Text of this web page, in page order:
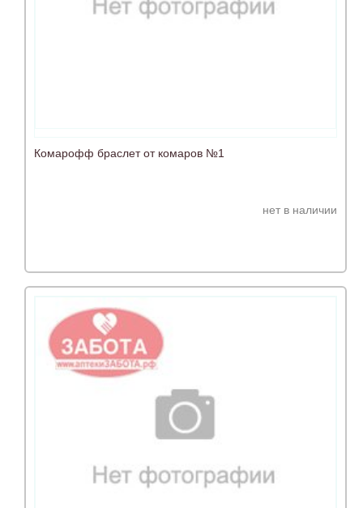
Комарофф браслет от комаров №1
нет в наличии